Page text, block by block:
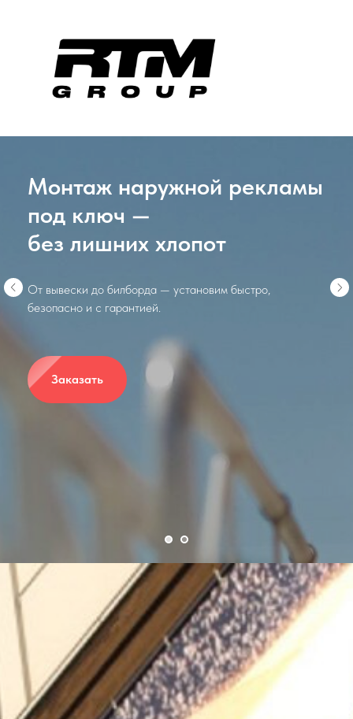
Ваша реклама — надёжно
закреплена и
заметна издалека
Профессиональный монтаж с соблюдением всех норм и
требований.
Заказать